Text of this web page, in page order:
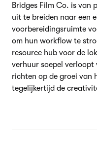
Bridges Film Co. is van
uit te breiden naar een
voorbereidingsruimte
om hun workflow te
resource hub voor de
verhuur soepel verloopt
richten op de groei van
tegelijkertijd de